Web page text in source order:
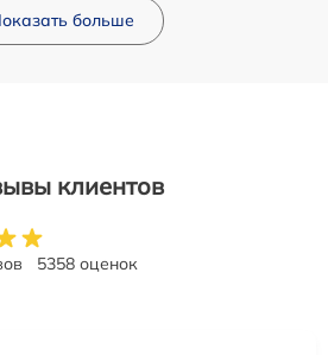
больше
клиентов
5358 оценок